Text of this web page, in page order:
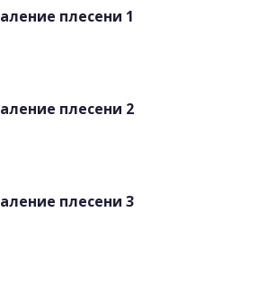
плесени 1
плесени 2
плесени 3